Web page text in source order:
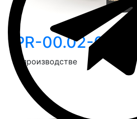
PR-00.02-01
В производстве